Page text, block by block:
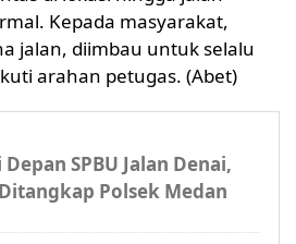
Kepada masyarakat,
jalan, diimbau untuk selalu
arahan petugas. (Abet)
SPBU Jalan Denai,
Polsek Medan